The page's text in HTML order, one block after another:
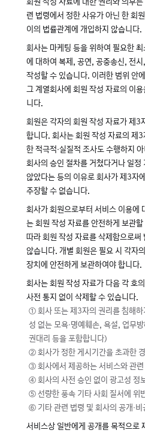
회원 작성 자료에 대한 권리와 의무
련 법령에서 정한 사유가 아닌 한 회
이의 법률관계에 개입하지 않습니다.
회사는 마케팅 등을 위하여 필요한
에 대하여 복제, 공연, 공중송신, 전
작성할 수 있습니다. 이러한 범위 안
그 계열회사에 회원 작성 자료의 이
니다.
회원은 각자의 회원 작성 자료가 제3
합니다. 회사는 회원 작성 자료의 제
한 적극적∙실질적 조사도 수행하지
회사의 승인 절차를 거쳤다거나 일정
않았다는 등의 이유로 회사가 제3자
주장할 수 없습니다.
회사가 회원으로부터 서비스 이용에
는 회원 작성 자료를 안전하게 보관
따라 회원 작성 자료를 삭제함으로써
않습니다. 개별 회원은 필요 시 각자
장치에 안전하게 보관하여야 합니다.
회사는 회원 작성 자료가 다음 각 호
사전 통지 없이 삭제할 수 있습니다.
① 회사 또는 제3자의 권리를 침해
성 없는 모욕∙명예훼손, 욕설, 업무
권대리 등을 포함합니다)
② 회사가 정한 게시기간을 초과한
③ 회사에서 제공하는 서비스와 관련
④ 회사의 사전 승인 없이 광고성 정
⑤ 선량한 풍속 기타 사회 질서에 위
⑥ 기타 관련 법령 및 회사의 공개∙
서비스상 일반에게 공개를 목적으로